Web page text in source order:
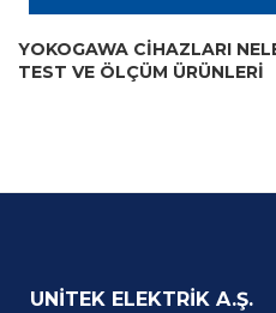
YOKOGAWA CIHAZLARI
TEST VE ÖLÇÜM ÜRÜNLERI
UNITEK ELEKTRIK A.Ş.